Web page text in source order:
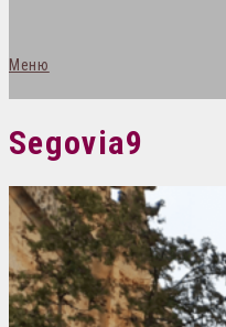
Меню
Segovia9